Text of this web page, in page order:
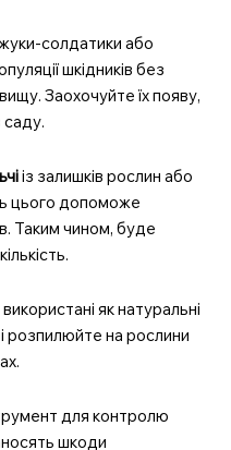
солдатики або
шкідників без
Заохочуйте їх появу,
із залишків рослин або
цього допоможе
Таким чином, буде
як натуральні
розпилюйте на рослини
для контролю
шкоди